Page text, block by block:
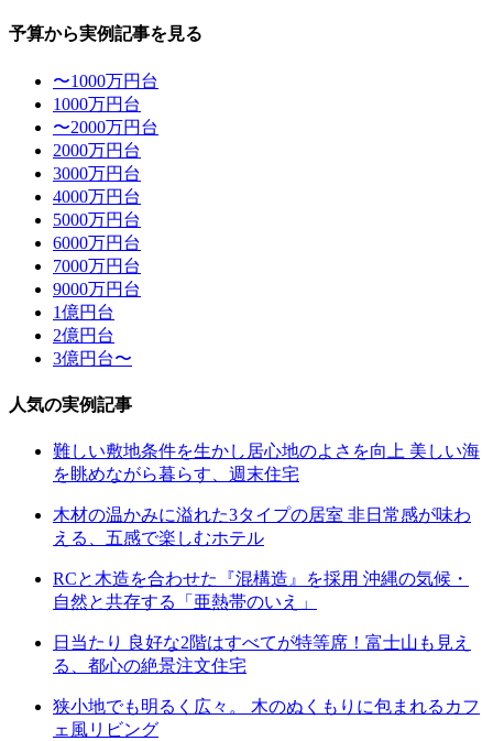
予算から実例記事を見る
〜1000万円台
1000万円台
〜2000万円台
2000万円台
3000万円台
4000万円台
5000万円台
6000万円台
7000万円台
9000万円台
1億円台
2億円台
3億円台〜
人気の実例記事
難しい敷地条件を生かし居心地のよさを向上 美しい海
を眺めながら暮らす、週末住宅
木材の温かみに溢れた3タイプの居室 非日常感が味わ
える、五感で楽しむホテル
RCと木造を合わせた『混構造』を採用 沖縄の気候・
自然と共存する「亜熱帯のいえ」
日当たり 良好な2階はすべてが特等席！富士山も見え
る、都心の絶景注文住宅
狭小地でも明るく広々。 木のぬくもりに包まれるカフ
ェ風リビング